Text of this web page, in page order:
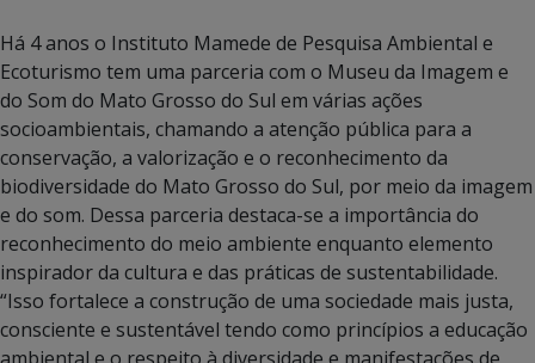
Há 4 anos o Instituto Mamede de Pesquisa Ambiental e
Ecoturismo tem uma parceria com o Museu da Imagem e
do Som do Mato Grosso do Sul em várias ações
socioambientais, chamando a atenção pública para a
conservação, a valorização e o reconhecimento da
biodiversidade do Mato Grosso do Sul, por meio da imagem
e do som. Dessa parceria destaca-se a importância do
reconhecimento do meio ambiente enquanto elemento
inspirador da cultura e das práticas de sustentabilidade.
“Isso fortalece a construção de uma sociedade mais justa,
consciente e sustentável tendo como princípios a educação